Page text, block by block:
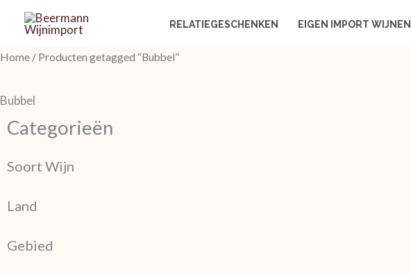
de
RELATIEGESCHENKEN EIGEN IMPORT WIJNEN
Home / Producten getagged “Bubbel”
Bubbel
Categorieën
Soort Wijn
Land
Gebied